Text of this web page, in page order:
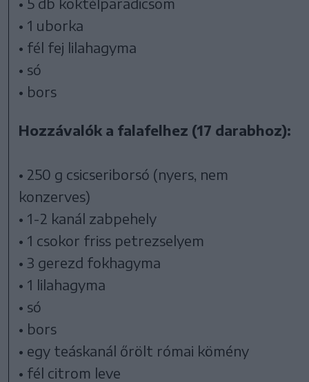
• 1 uborka
• fél fej lilahagyma
• só
• bors
Hozzávalók a falafelhez (17 darabhoz):
• 250 g csicseriborsó (nyers, nem
konzerves)
• 1-2 kanál zabpehely
• 1 csokor friss petrezselyem
• 3 gerezd fokhagyma
• 1 lilahagyma
• só
• bors
• egy teáskanál őrölt római kömény
• fél citrom leve